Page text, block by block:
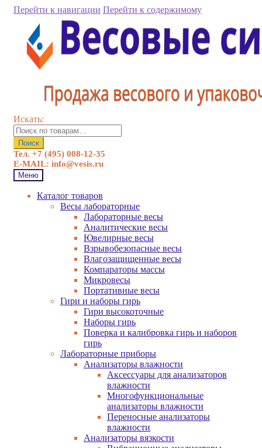
Перейти к навигации Перейти к содержимому
Искать:
Поиск
Тел. +7 (495) 008-12-35
E-MAIL: info@vesis.ru
Меню
Каталог товаров
Весы лабораторные
Лабораторные весы
Аналитические весы
Ювелирные весы
Взрывобезопасные весы
Влагозащищенные весы
Компараторы массы
Микровесы
Портативные весы
Гири и наборы гирь
Гири высокоточные
Наборы гирь
Поверка и калибровка гирь и наборов
гирь
Лабораторные приборы
Анализаторы влажности
Аксессуары для анализаторов
влажности
Многофункциональные
анализаторы влажности
Переносные анализаторы
влажности
Анализаторы вязкости